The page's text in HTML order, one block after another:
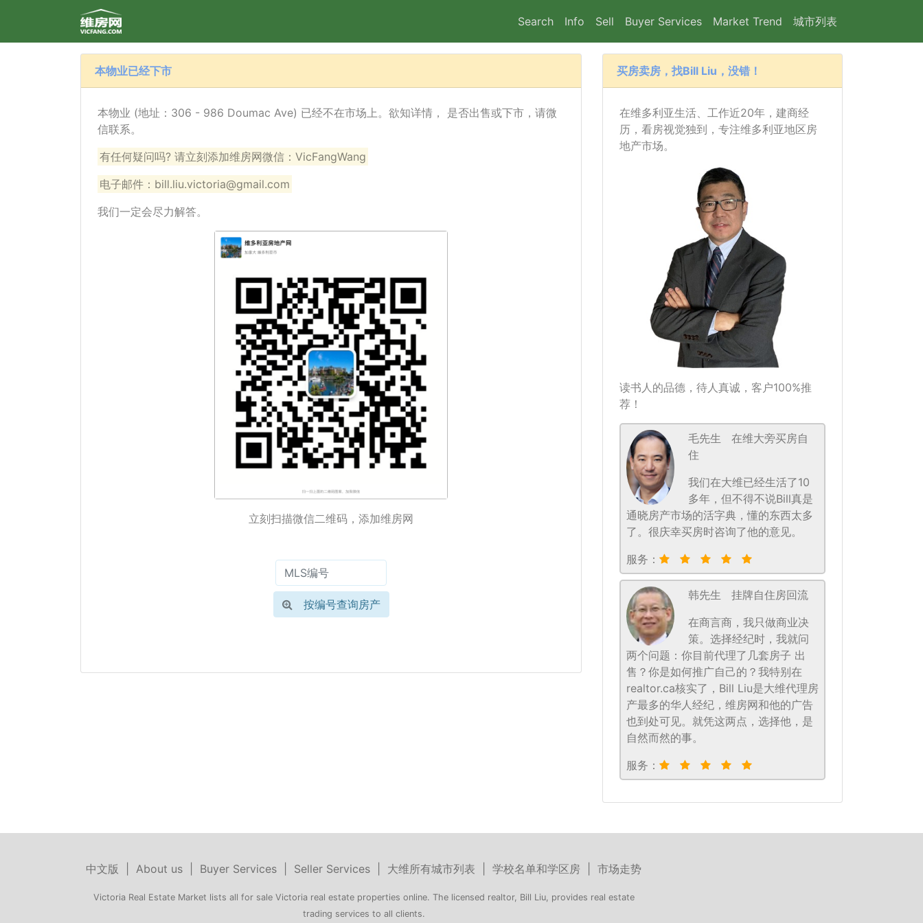
Search Info Sell Buyer Services Market Trend 城市列表
本物业已经下市
本物业 (地址：306 - 986 Doumac Ave) 已经不在市场上。欲知详情， 是否出售或下市，请微
信联系。
有任何疑问吗? 请立刻添加维房网微信：VicFangWang
电子邮件：bill.liu.victoria@gmail.com
我们一定会尽力解答。
立刻扫描微信二维码，添加维房网
按编号查询房产
买房卖房，找Bill Liu，没错！
在维多利亚生活、工作近20年，建商经
历，看房视觉独到，专注维多利亚地区房
地产市场。
读书人的品德，待人真诚，客户100%推
荐！
毛先生
在维大旁买房自
住
我们在大维已经生活了10
多年，但不得不说Bill真是
通晓房产市场的活字典，懂的东西太多
了。很庆幸买房时咨询了他的意见。
服务：
韩先生
挂牌自住房回流
在商言商，我只做商业决
策。选择经纪时，我就问
两个问题：你目前代理了几套房子 出
售？你是如何推广自己的？我特别在
realtor.ca核实了，Bill Liu是大维代理房
产最多的华人经纪，维房网和他的广告
也到处可见。就凭这两点，选择他，是
自然而然的事。
服务：
中文版 About us Buyer Services Seller Services 大维所有城市列表 学校名单和学区房 市场走势
Victoria Real Estate Market lists all for sale Victoria real estate properties online. The licensed realtor, Bill Liu, provides real estate
trading services to all clients.